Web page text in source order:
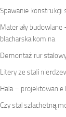
Spawanie konstrukcji
Materiały
blacharska komina
Demontaż rur
Litery ze stali
Hala – projektowanie
Czy stal szlachetną